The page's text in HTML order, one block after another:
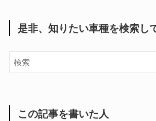
是非、知りたい車種を検索し
この記事を書いた人